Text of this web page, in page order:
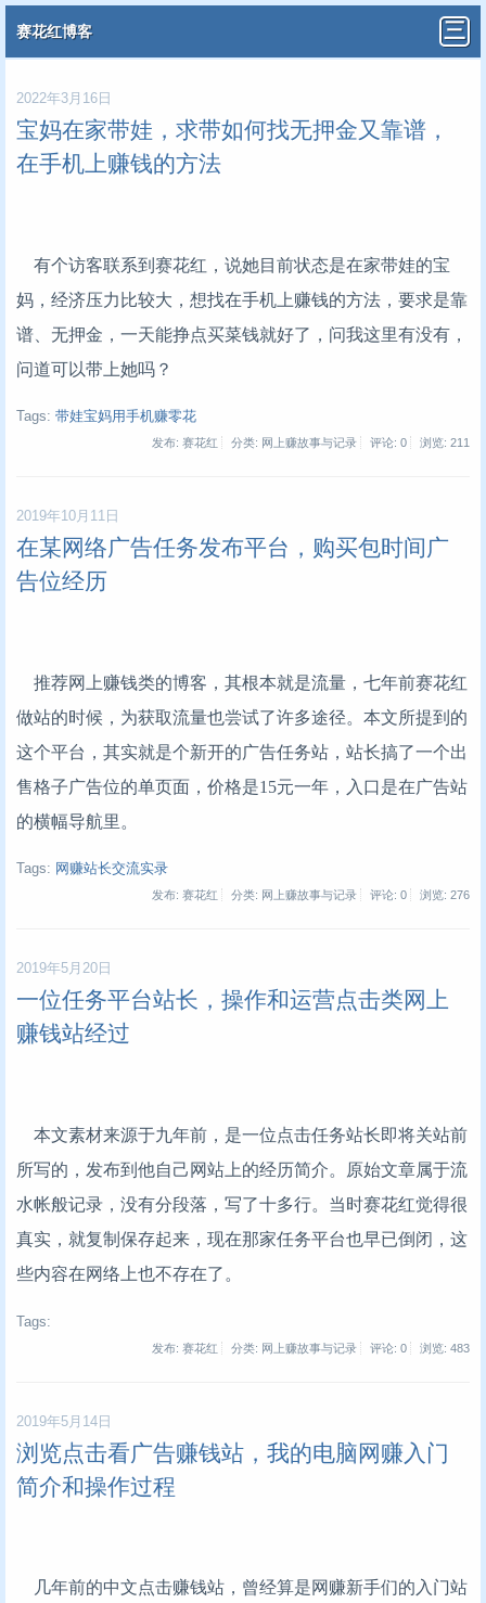
赛花红博客
2022年3月16日
宝妈在家带娃，求带如何找无押金又靠谱，
在手机上赚钱的方法
有个访客联系到赛花红，说她目前状态是在家带娃的宝
妈，经济压力比较大，想找在手机上赚钱的方法，要求是靠
谱、无押金，一天能挣点买菜钱就好了，问我这里有没有，
问道可以带上她吗？
Tags: 带娃宝妈用手机赚零花
发布: 赛花红 分类: 网上赚故事与记录 评论: 0 浏览: 211
2019年10月11日
在某网络广告任务发布平台，购买包时间广
告位经历
推荐网上赚钱类的博客，其根本就是流量，七年前赛花红
做站的时候，为获取流量也尝试了许多途径。本文所提到的
这个平台，其实就是个新开的广告任务站，站长搞了一个出
售格子广告位的单页面，价格是15元一年，入口是在广告站
的横幅导航里。
Tags: 网赚站长交流实录
发布: 赛花红 分类: 网上赚故事与记录 评论: 0 浏览: 276
2019年5月20日
一位任务平台站长，操作和运营点击类网上
赚钱站经过
本文素材来源于九年前，是一位点击任务站长即将关站前
所写的，发布到他自己网站上的经历简介。原始文章属于流
水帐般记录，没有分段落，写了十多行。当时赛花红觉得很
真实，就复制保存起来，现在那家任务平台也早已倒闭，这
些内容在网络上也不存在了。
Tags:
发布: 赛花红 分类: 网上赚故事与记录 评论: 0 浏览: 483
2019年5月14日
浏览点击看广告赚钱站，我的电脑网赚入门
简介和操作过程
几年前的中文点击赚钱站，曾经算是网赚新手们的入门站